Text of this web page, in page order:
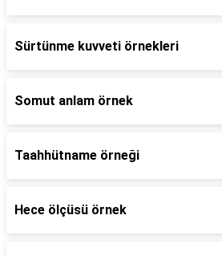
Sürtünme kuvveti örnekleri
Somut anlam örnek
Taahhütname örneği
Hece ölçüsü örnek